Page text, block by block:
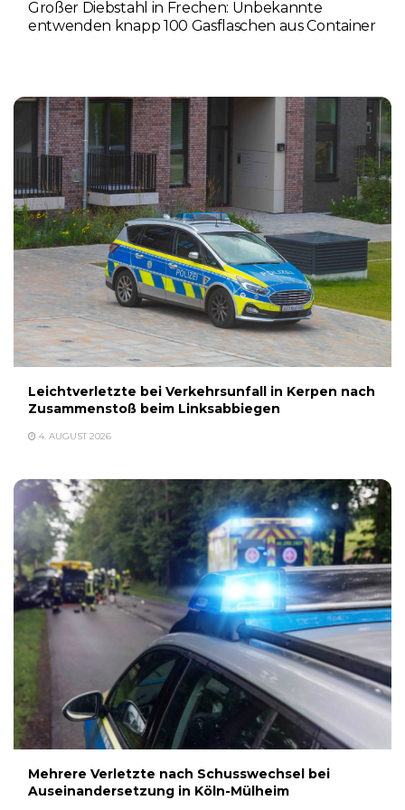
Großer Diebstahl in Frechen: Unbekannte
entwenden knapp 100 Gasflaschen aus Container
Leichtverletzte bei Verkehrsunfall in Kerpen nach
Zusammenstoß beim Linksabbiegen
4. AUGUST 2026
Mehrere Verletzte nach Schusswechsel bei
Auseinandersetzung in Köln-Mülheim